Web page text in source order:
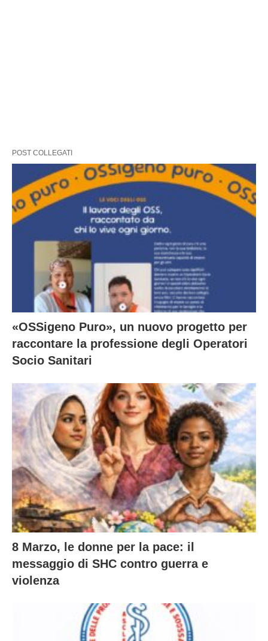
POST COLLEGATI
«OSSigeno Puro», un nuovo progetto per
raccontare la professione degli Operatori
Socio Sanitari
8 Marzo, le donne per la pace: il
messaggio di SHC contro guerra e
violenza